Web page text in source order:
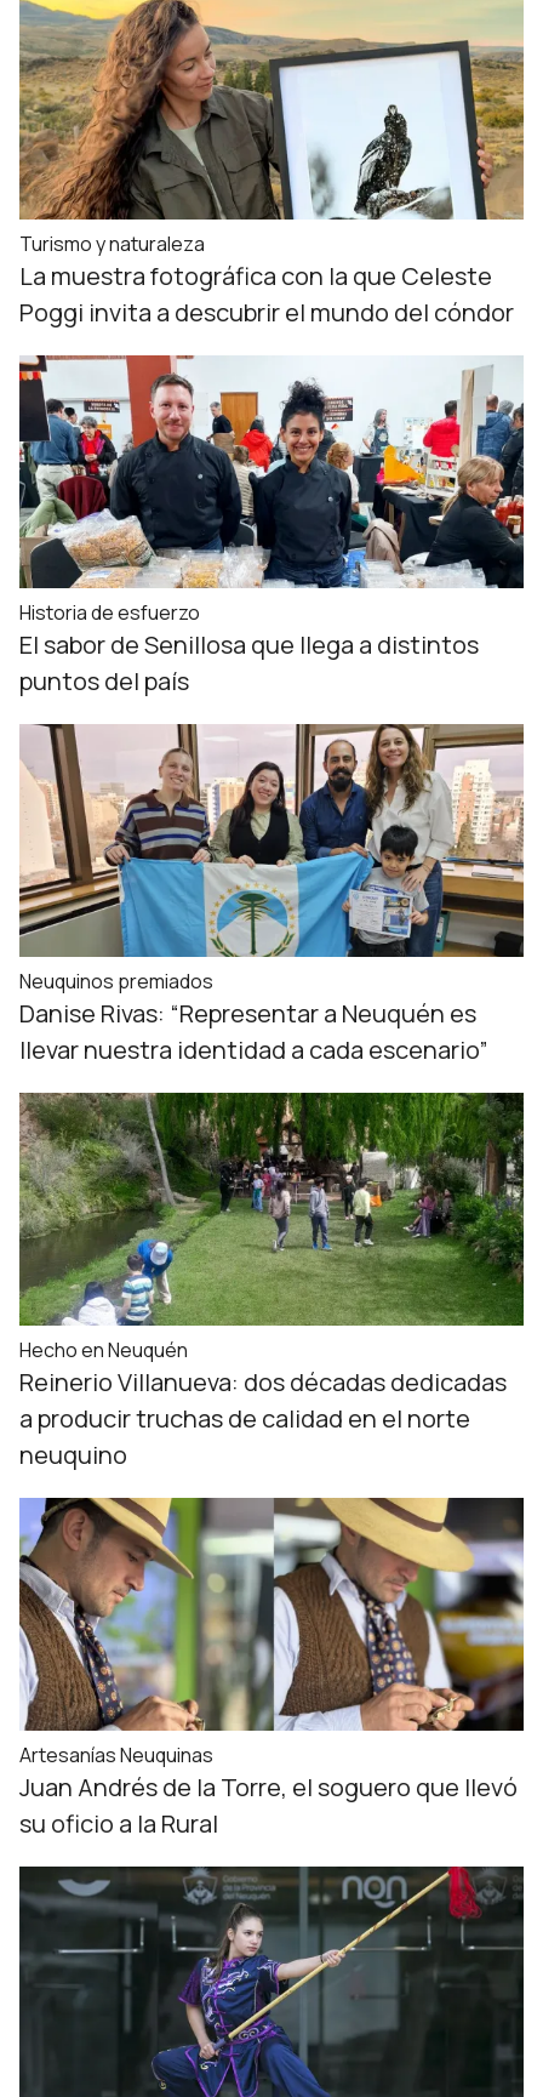
Turismo y naturaleza
La muestra fotográfica con la que Celeste
Poggi invita a descubrir el mundo del cóndor
Historia de esfuerzo
El sabor de Senillosa que llega a distintos
puntos del país
Neuquinos premiados
Danise Rivas: “Representar a Neuquén es
llevar nuestra identidad a cada escenario”
Hecho en Neuquén
Reinerio Villanueva: dos décadas dedicadas
a producir truchas de calidad en el norte
neuquino
Artesanías Neuquinas
Juan Andrés de la Torre, el soguero que llevó
su oficio a la Rural